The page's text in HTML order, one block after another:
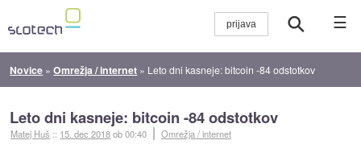
☰
Novice »Omrežja / internet » Leto dni kasneje: bitcoin -84 odstotkov
Leto dni kasneje: bitcoin -84 odstotkov
Matej Huš :: 15. dec 2018ob 00:40 Omrežja / internet